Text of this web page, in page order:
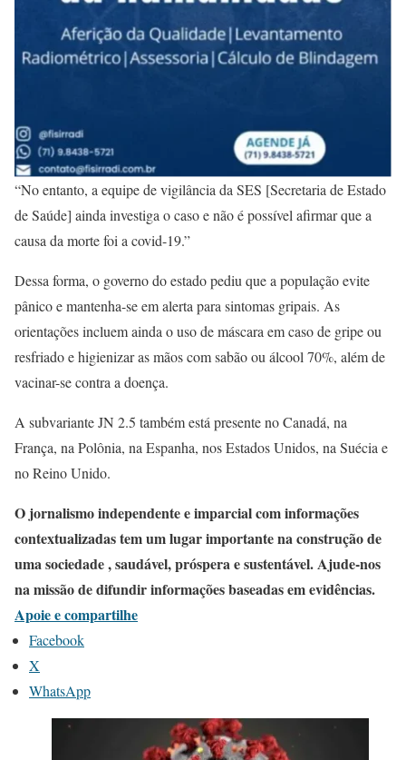
“No entanto, a equipe de vigilância da SES [Secretaria de Estado
de Saúde] ainda investiga o caso e não é possível afirmar que a
causa da morte foi a covid-19.”
Dessa forma, o governo do estado pediu que a população evite
pânico e mantenha-se em alerta para sintomas gripais. As
orientações incluem ainda o uso de máscara em caso de gripe ou
resfriado e higienizar as mãos com sabão ou álcool 70%, além de
vacinar-se contra a doença.
A subvariante JN 2.5 também está presente no Canadá, na
França, na Polônia, na Espanha, nos Estados Unidos, na Suécia e
no Reino Unido.
O jornalismo independente e imparcial com informações
contextualizadas tem um lugar importante na construção de
uma sociedade , saudável, próspera e sustentável. Ajude-nos
na missão de difundir informações baseadas em evidências.
Apoie e compartilhe
Facebook
X
WhatsApp